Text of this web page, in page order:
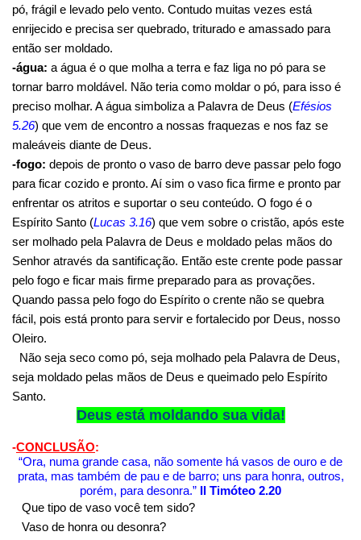
pó, frágil e levado pelo vento. Contudo muitas vezes está
enrijecido e precisa ser quebrado, triturado e amassado para
então ser moldado.
-água: a água é o que molha a terra e faz liga no pó para se
tornar barro moldável. Não teria como moldar o pó, para isso é
preciso molhar. A água simboliza a Palavra de Deus (Efésios
5.26) que vem de encontro a nossas fraquezas e nos faz se
maleáveis diante de Deus.
-fogo: depois de pronto o vaso de barro deve passar pelo fogo
para ficar cozido e pronto. Aí sim o vaso fica firme e pronto par
enfrentar os atritos e suportar o seu conteúdo. O fogo é o
Espírito Santo (Lucas 3.16) que vem sobre o cristão, após este
ser molhado pela Palavra de Deus e moldado pelas mãos do
Senhor através da santificação. Então este crente pode passar
pelo fogo e ficar mais firme preparado para as provações.
Quando passa pelo fogo do Espírito o crente não se quebra
fácil, pois está pronto para servir e fortalecido por Deus, nosso
Oleiro.
Não seja seco como pó, seja molhado pela Palavra de Deus,
seja moldado pelas mãos de Deus e queimado pelo Espírito
Santo.
Deus está moldando sua vida!
-CONCLUSÃO:
“Ora, numa grande casa, não somente há vasos de ouro e de
prata, mas também de pau e de barro; uns para honra, outros,
porém, para desonra.” II Timóteo 2.20
Que tipo de vaso você tem sido?
Vaso de honra ou desonra?